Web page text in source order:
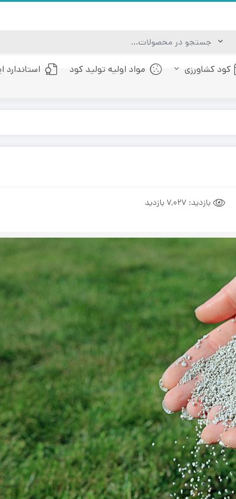
کود کشاورزی مواد اولیه تولید کود استاندارد
بازدید: 7,027 بازدید